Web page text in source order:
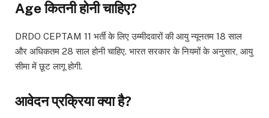
Age कितनी होनी चाहिए?
DRDO CEPTAM 11 भर्ती के लिए उम्मीदवारों की आयु न्यूनतम 18 साल
और अधिकतम 28 साल होनी चाहिए. भारत सरकार के नियमों के अनुसार, आयु
सीमा में छूट लागू होगी.
आवेदन प्रक्रिया क्या है?